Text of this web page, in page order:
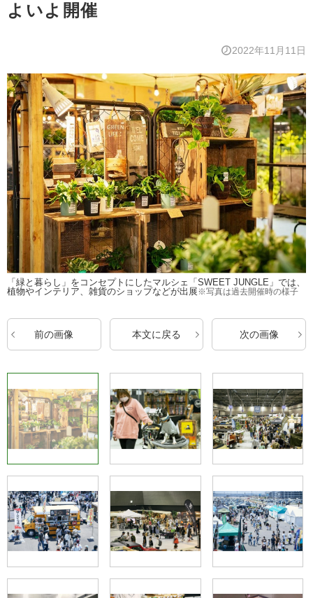
よいよ開催
2022年11月11日
「緑と暮らし」をコンセプトにしたマルシェ「SWEET JUNGLE」では、​
植物やインテリア、雑貨のショップなどが出展※写真は過去開催時の様子
前の画像 本文に戻る 次の画像